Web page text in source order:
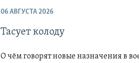
06 АВГУСТА 2026
Тасует колоду
О чём говорят новые назначения в